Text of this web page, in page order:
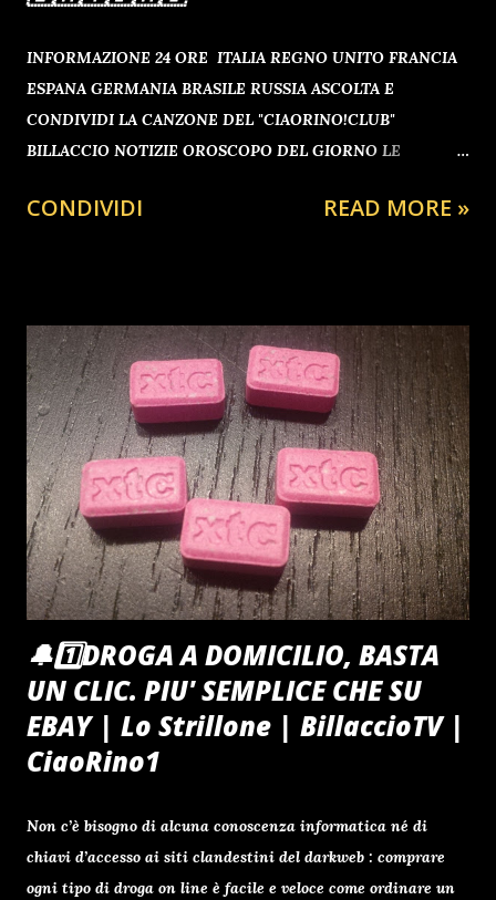
INFORMAZIONE 24 ORE ITALIA REGNO UNITO FRANCIA
ESPANA GERMANIA BRASILE RUSSIA ASCOLTA E
CONDIVIDI LA CANZONE DEL "CIAORINO!CLUB"
BILLACCIO NOTIZIE OROSCOPO DEL GIORNO LE
MAFIOPOLI POST SCARICA E ATTACCA LA LOCANDINA
ANTEPRIMA Il Tenente Veterano Antonio Barbuto , alias il
Presidente del CiaoRino! giunge fino agli studi de la
Zanzara (Trasmissione radiofonica di Radio24 ) dove porta
coerentemente il suo messaggio di pace e distension e già
contemplato nell'operazione summer tour, nella estate
precedente, con l' affissione di oltre 2500 locandine da
Cervia a Reggio Calabria . Nel coniato e battezzato
"CiaoRino!Club Summer Tour 2022" , contro il mercato delle
bollette ...
CONDIVIDI READ MORE »
🔔1️⃣DROGA A DOMICILIO, BASTA
UN CLIC. PIU' SEMPLICE CHE SU
EBAY | Lo Strillone | BillaccioTV |
CiaoRino1
Non c’è bisogno di alcuna conoscenza informatica né di
chiavi d’accesso ai siti clandestini del darkweb : comprare
ogni tipo di droga on line è facile e veloce come ordinare un